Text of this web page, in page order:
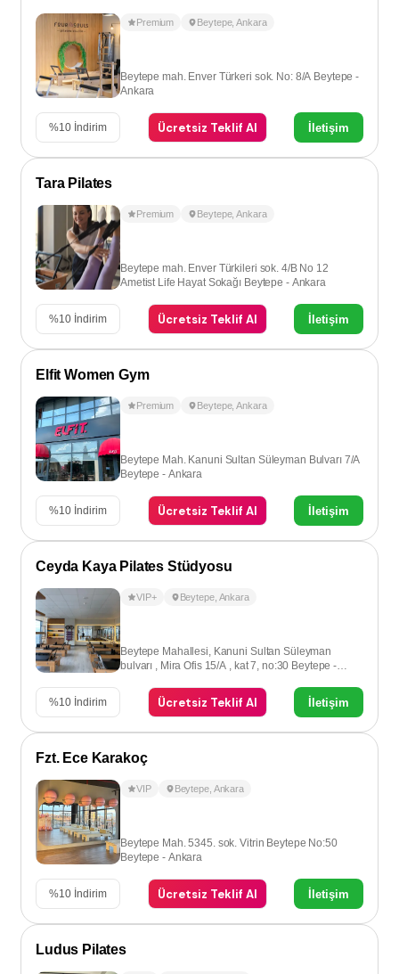
Premium Beytepe,Ankara
Beytepe mah. Enver Türkeri sok. No: 8/A Beytepe -
Ankara
%10 İndirim Ücretsiz Teklif Al İletişim
Tara Pilates
Premium Beytepe,Ankara
Beytepe mah. Enver Türkileri sok. 4/B No 12
Ametist Life Hayat Sokağı Beytepe - Ankara
%10 İndirim Ücretsiz Teklif Al İletişim
Elfit Women Gym
Premium Beytepe,Ankara
Beytepe Mah. Kanuni Sultan Süleyman Bulvarı 7/A
Beytepe - Ankara
%10 İndirim Ücretsiz Teklif Al İletişim
Ceyda Kaya Pilates Stüdyosu
VIP+ Beytepe, Ankara
Beytepe Mahallesi, Kanuni Sultan Süleyman
bulvarı , Mira Ofis 15/A , kat 7, no:30 Beytepe -
%10 İndirim Ücretsiz Teklif Al İletişim
Fzt. Ece Karakoç
VIP Beytepe, Ankara
Beytepe Mah. 5345. sok. Vitrin Beytepe No:50
Beytepe - Ankara
%10 İndirim Ücretsiz Teklif Al İletişim
Ludus Pilates